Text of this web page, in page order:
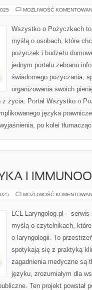
MOŻLIWOŚĆ
Wszystko o Pożyczkach
myślą o osobach, które
pożyczek i budżetu
jednym portalu zebrano
świadomego pożyczania,
organizowania swoich
z życia. Portal Wszystko o
języka
po kolei
I
MOŻLIWOŚĆ
LCL-Laryngolog.pl –
myślą o czytelnikach,
o laryngologii. To
spotykają się z praktyką
zagadnienia medyczne są
języku, zrozumiałym dla
Ten projekt powstał